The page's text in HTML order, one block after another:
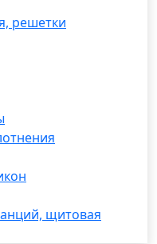
решетки
щитовая